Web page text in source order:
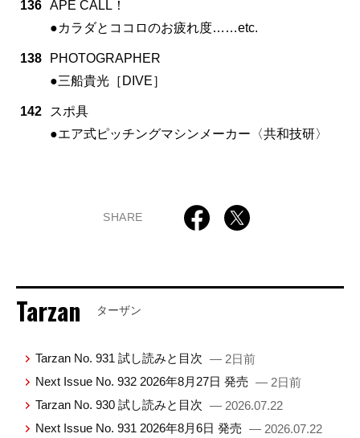
136 APE CALL！
●カラダとココロのお疲れ度……etc.
138
PHOTOGRAPHER
●三船貴光［DIVE］
142
スポ具
●エア式ピッチングマシンメーカー〈共和技研〉
SHARE
Tarzan ターザン
Tarzan No. 931 試し読みと目次 — 2日前
Next Issue No. 932 2026年8月27日 発売 — 2日前
Tarzan No. 930 試し読みと目次 — 2026.07.22
Next Issue No. 931 2026年8月6日 発売 — 2026.07.22